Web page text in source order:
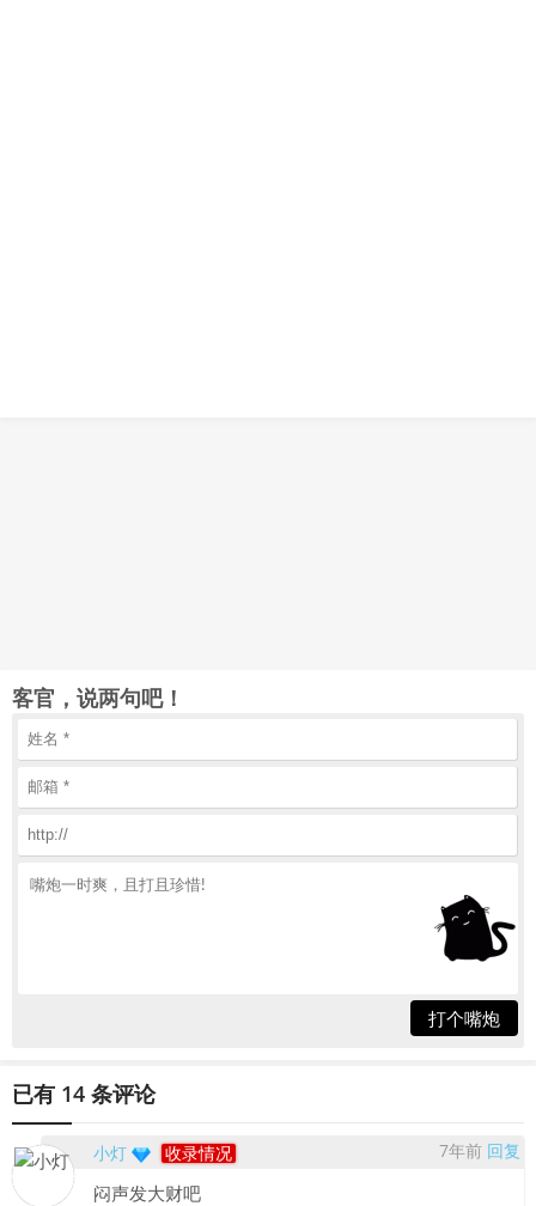
客官，说两句吧！
打个嘴炮
已有 14 条评论
小灯 收录情况 7年前 回复
闷声发大财吧